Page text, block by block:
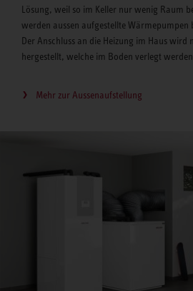
Lösung, weil so im Keller nur wenig Raum
werden aussen aufgestellte Wärmepumpen
Der Anschluss an die Heizung im Haus
hergestellt, welche im Boden verlegt
Mehr zur Aussenaufstellung